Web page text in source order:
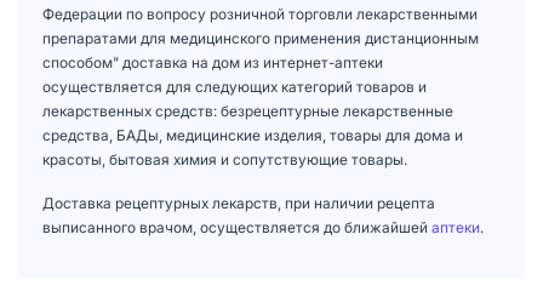
Федерации по вопросу розничной торговли лекарственными
препаратами для медицинского применения дистанционным
способом" доставка на дом из интернет-аптеки
осуществляется для следующих категорий товаров и
лекарственных средств: безрецептурные лекарственные
средства, БАДы, медицинские изделия, товары для дома и
красоты, бытовая химия и сопутствующие товары.
Доставка рецептурных лекарств, при наличии рецепта
выписанного врачом, осуществляется до ближайшей аптеки.